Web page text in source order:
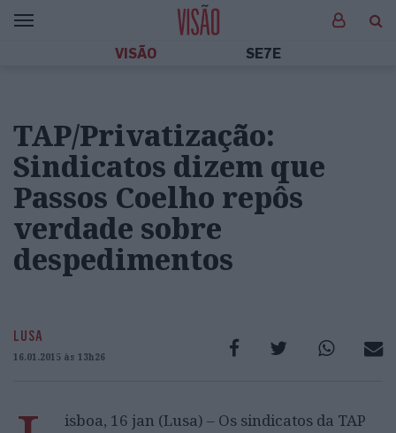
VISÃO SE7E
TAP/Privatização:
Sindicatos dizem que
Passos Coelho repôs
verdade sobre
despedimentos
LUSA
16.01.2015 às 13h26
isboa, 16 jan (Lusa) – Os sindicatos da TAP